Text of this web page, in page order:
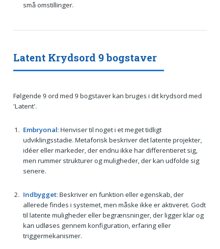
små omstillinger.
Latent Krydsord 9 bogstaver
Følgende 9 ord med 9 bogstaver kan bruges i dit krydsord med
'Latent'.
Embryonal: Henviser til noget i et meget tidligt
udviklingsstadie. Metaforisk beskriver det latente projekter,
idéer eller markeder, der endnu ikke har differentieret sig,
men rummer strukturer og muligheder, der kan udfolde sig
senere.
Indbygget: Beskriver en funktion eller egenskab, der
allerede findes i systemet, men måske ikke er aktiveret. Godt
til latente muligheder eller begrænsninger, der ligger klar og
kan udløses gennem konfiguration, erfaring eller
triggermekanismer.